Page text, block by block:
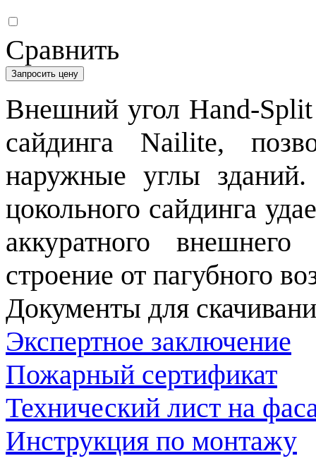
Сравнить
Запросить цену
Внешний угол Hand-Split
сайдинга Nailite,
наружные углы зданий.
цокольного сайдинга
аккуратного
строение от пагубного
Документы для
Экспертное заключение
Пожарный сертификат
Технический лист на
Инструкция по монтажу